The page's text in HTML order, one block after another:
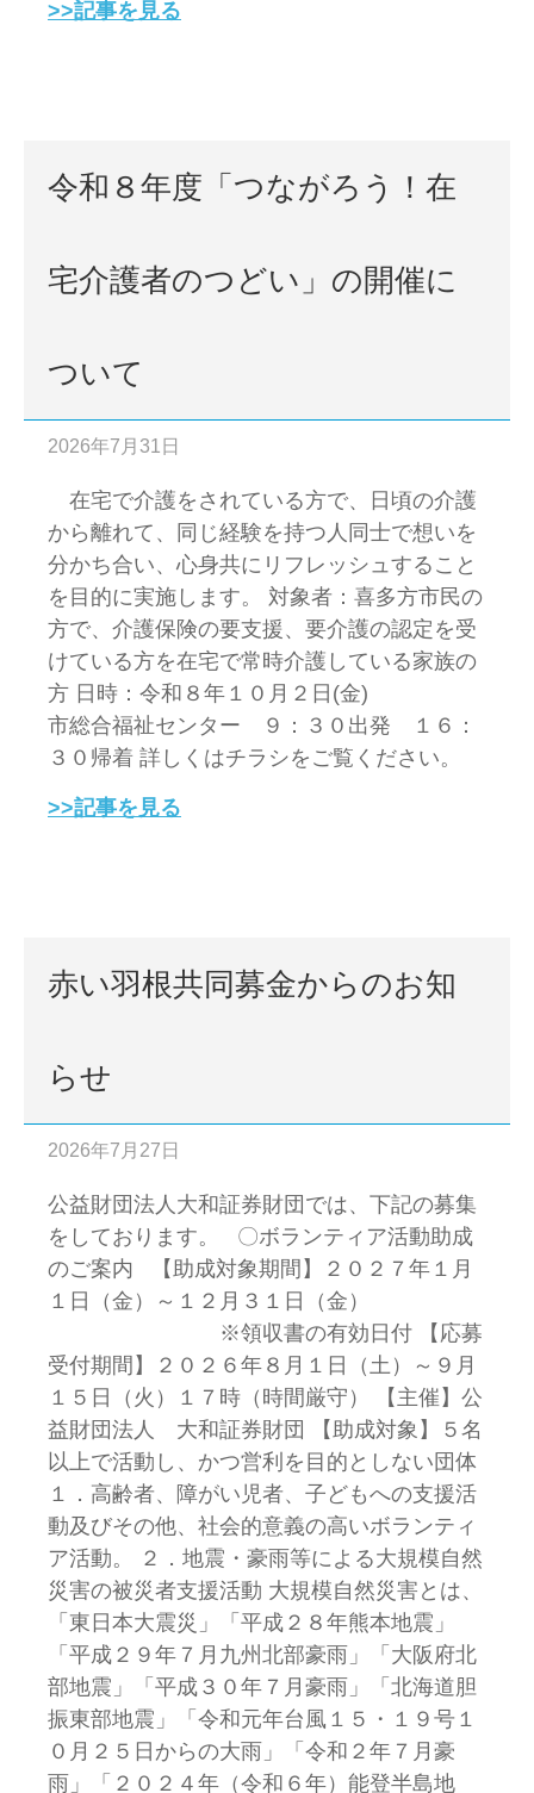
>>記事を見る
令和８年度「つながろう！在
宅介護者のつどい」の開催に
ついて
2026年7月31日
在宅で介護をされている方で、日頃の介護
から離れて、同じ経験を持つ人同士で想いを
分かち合い、心身共にリフレッシュすること
を目的に実施します。 対象者：喜多方市民の
方で、介護保険の要支援、要介護の認定を受
けている方を在宅で常時介護している家族の
方 日時：令和８年１０月２日(金)
市総合福祉センター ９：３０出発 １６：
３０帰着 詳しくはチラシをご覧ください。
>>記事を見る
赤い羽根共同募金からのお知
らせ
2026年7月27日
公益財団法人大和証券財団では、下記の募集
をしております。 〇ボランティア活動助成
のご案内 【助成対象期間】２０２７年１月
１日（金）～１２月３１日（金）
※領収書の有効日付 【応募
受付期間】２０２６年８月１日（土）～９月
１５日（火）１７時（時間厳守） 【主催】公
益財団法人 大和証券財団 【助成対象】５名
以上で活動し、かつ営利を目的としない団体
１．高齢者、障がい児者、子どもへの支援活
動及びその他、社会的意義の高いボランティ
ア活動。 ２．地震・豪雨等による大規模自然
災害の被災者支援活動 大規模自然災害とは、
「東日本大震災」「平成２８年熊本地震」
「平成２９年７月九州北部豪雨」「大阪府北
部地震」「平成３０年７月豪雨」「北海道胆
振東部地震」「令和元年台風１５・１９号１
０月２５日からの大雨」「令和２年７月豪
雨」「２０２４年（令和６年）能登半島地